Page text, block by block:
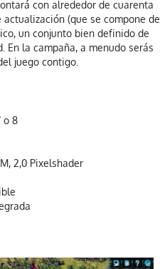
con alrededor de cuarenta
(que se compone de
un conjunto bien definido de
la campaña, a menudo serás
juego contigo.
o 8
2,0 Pixelshader